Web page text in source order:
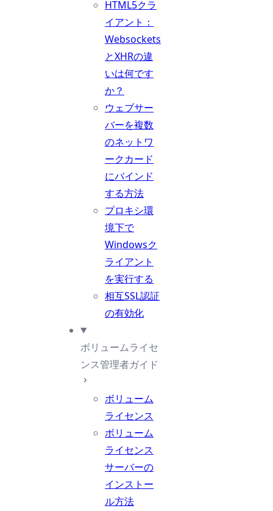
HTML5クラ
イアント：
Websockets
とXHRの違
いは何です
か？
ウェブサー
バーを複数
のネットワ
ークカード
にバインド
する方法
プロキシ環
境下で
Windowsク
ライアント
を実行する
相互SSL認証
の有効化
ボリュームライセ
ンス管理者ガイド
ボリューム
ライセンス
ボリューム
ライセンス
サーバーの
インストー
ル方法